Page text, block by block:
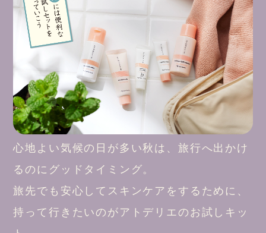
心地よい気候の日が多い秋は、旅行へ出かけ
るのにグッドタイミング。
旅先でも安心してスキンケアをするために、
持って行きたいのがアトデリエのお試しキッ